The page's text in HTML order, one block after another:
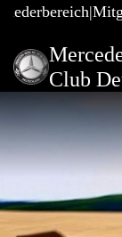
Club